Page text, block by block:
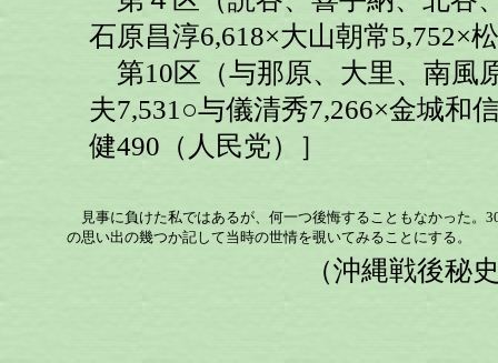
石原昌淳6,618×大山朝常5,752×
第10区（与那原、大里、南風
夫7,531○与儀清秀7,266×金城和
健490（人民党）］
見事に負けた私ではあるが、何一つ後悔することもなかった。
の思い出の幾つか記して当時の世情を覗いてみることにする。
（沖縄戦後秘